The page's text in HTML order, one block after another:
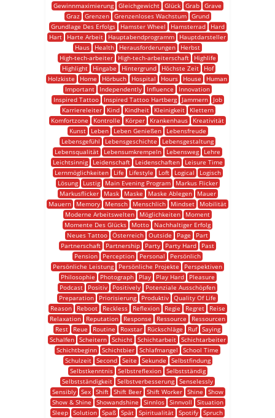
Gewinnmaximierung Gleichgewicht Glück Grab Grave
Graz
Grenzen Grenzenloses Wachstum
Grund
Grundlage Des Erfolgs
Hamster Wheel Hamsterrad
Hard
Hart
Harte Arbeit Hauptabendprogramm
Hauptdarsteller
Haus
Health Herausforderungen
Herbst
High-tech-arbeiter
High-tech-arbeiterschaft
Highlife
Highlight
Hingabe Hintergrund Höchste Zeit
Hof
Holzkiste
Home Hörbuch Hospital Hours House
Human
Important
Independently Influence
Innovation
Inspired Tattoo
Inspired Tattoo Hartberg Jammern
Job
Karriereleiter
Kind Kindheit Kleinigkeit
Klettern
Komfortzone
Kontrolle Körper Krankenhaus
Kreativität
Kunst
Leben Leben Genießen
Lebensfreude
Lebensgefühl
Lebensgeschichte
Lebensgestaltung
Lebensqualität
Lebensumkrempeln Lebensweg
Lehre
Leichtsinnig
Leidenschaft Leidenschaften
Leisure Time
Lernmöglichkeiten
Life Lifestyle Loft Logical
Logisch
Lösung
Lustig Main Evening Program
Markus Flicker
Markusflicker
Mask Maske Maske Ablegen
Mauer
Mauern
Memory Mensch Menschlich Mindset
Mobilität
Moderne Arbeitswelten
Möglichkeiten
Moment
Momente Des Glücks
Motto
Nachhaltiger Erfolg
Neues Tattoo Österreich Outside Page
Part
Partnerschaft
Partnership Party Party Hard
Past
Pension
Perception Personal
Persönlich
Persönliche Leistung
Persönliche Projekte
Perspektiven
Philosophie
Photograph Play Play Hard
Pleasure
Podcast
Positiv Positively
Potenziale Ausschöpfen
Preparation
Priorisierung Produktiv Quality Of Life
Reason
Reboot Reckless Reflexion Regie Regret
Reise
Relaxation
Reputation Response Ressource
Ressourcen
Rest
Reue Routine Roxstar Rückschläge Ruf
Saying
Schalfen
Scheitern Schicht Schichtarbeit
Schichtarbeiter
Schichtbeginn Schichtbier Schlafmangel
School Time
Schulzeit
Second Seite Sekunde
Selbstfindung
Selbstkenntnis
Selbstreflexion
Selbstständig
Selbstständigkeit Selbstverbesserung Senselessly
Sensibly
Sex Shift Shift Beer Shift Worker Shine
Show
Show & Shine
Showandshine Sinnlos Sinnvoll
Situation
Sleep Solution Spaß Spät Spiritualität Spotify Spruch